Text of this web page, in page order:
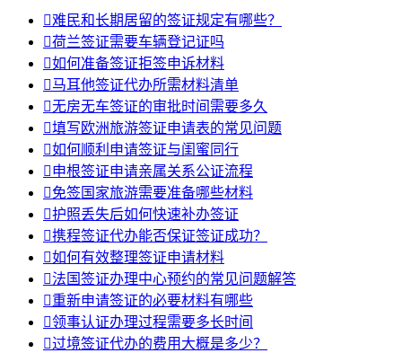
难民和长期居留的签证规定有哪些？
荷兰签证需要车辆登记证吗
如何准备签证拒签申诉材料
马耳他签证代办所需材料清单
无房无车签证的审批时间需要多久
填写欧洲旅游签证申请表的常见问题
如何顺利申请签证与闺蜜同行
申根签证申请亲属关系公证流程
免签国家旅游需要准备哪些材料
护照丢失后如何快速补办签证
携程签证代办能否保证签证成功？
如何有效整理签证申请材料
法国签证办理中心预约的常见问题解答
重新申请签证的必要材料有哪些
领事认证办理过程需要多长时间
过境签证代办的费用大概是多少？